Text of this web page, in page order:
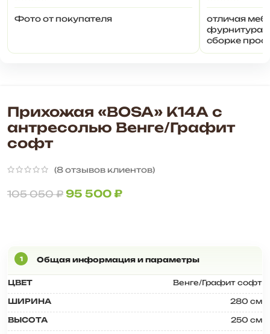
Фото от покупателя
отличая
фурнитура
сборке
Прихожая «BOSA» К14А с
антресолью Венге/Графит
софт
(8отзывов клиентов)
105 050₽ 95 500₽
ЦВЕТ Венге/Графит софт
ШИРИНА 280 см
ВЫСОТА 250 см